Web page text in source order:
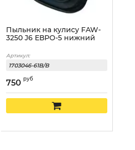
Пыльник на кулису FAW-
3250 J6 ЕВРО-5 нижний
Артикул:
1703046-61B/B
750 руб